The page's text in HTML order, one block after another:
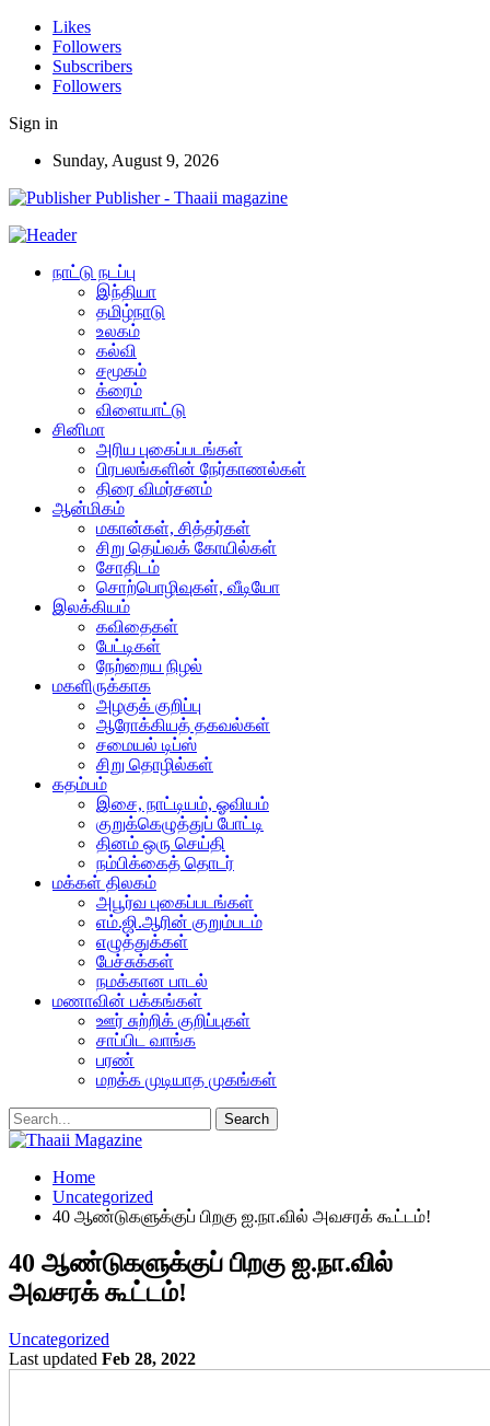
Likes
Followers
Subscribers
Followers
Sign in
Sunday, August 9, 2026
Publisher - Thaaii magazine
நாட்டு நடப்பு
இந்தியா
தமிழ்நாடு
உலகம்
கல்வி
சமூகம்
க்ரைம்
விளையாட்டு
சினிமா
அரிய புகைப்படங்கள்
பிரபலங்களின் நேர்காணல்கள்
திரை விமர்சனம்
ஆன்மிகம்
மகான்கள், சித்தர்கள்
சிறு தெய்வக் கோயில்கள்
சோதிடம்
சொற்பொழிவுகள், வீடியோ
இலக்கியம்
கவிதைகள்
பேட்டிகள்
நேற்றைய நிழல்
மகளிருக்காக
அழகுக் குறிப்பு
ஆரோக்கியத் தகவல்கள்
சமையல் டிப்ஸ்
சிறு தொழில்கள்
கதம்பம்
இசை, நாட்டியம், ஓவியம்
குறுக்கெழுத்துப் போட்டி
தினம் ஒரு செய்தி
நம்பிக்கைத் தொடர்
மக்கள் திலகம்
அபூர்வ புகைப்படங்கள்
எம்.ஜி.ஆரின் குறும்படம்
எழுத்துக்கள்
பேச்சுக்கள்
நமக்கான பாடல்
மணாவின் பக்கங்கள்
ஊர் சுற்றிக் குறிப்புகள்
சாப்பிட வாங்க
பரண்
மறக்க முடியாத முகங்கள்
Home
Uncategorized
40 ஆண்டுகளுக்குப் பிறகு ஐ.நா.வில் அவசரக் கூட்டம்!
40 ஆண்டுகளுக்குப் பிறகு ஐ.நா.வில்
அவசரக் கூட்டம்!
Uncategorized
Last updated Feb 28, 2022